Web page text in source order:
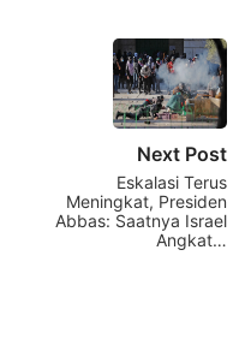
Next Post
Eskalasi Terus
Meningkat, Presiden
Abbas: Saatnya Israel
Angkat…